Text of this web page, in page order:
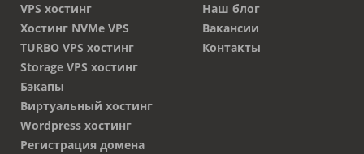
VPS хостинг
Хостинг NVMe VPS
TURBO VPS хостинг
Storage VPS хостинг
Бэкапы
Виртуальный хостинг
Wordpress хостинг
Регистрация домена
Наш блог
Вакансии
Контакты